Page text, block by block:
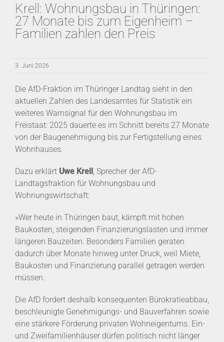
Krell: Wohnungsbau in Thüringen:
27 Monate bis zum Eigenheim –
Familien zahlen den Preis
3. Juni 2026
Die AfD-Fraktion im Thüringer Landtag sieht in den
aktuellen Zahlen des Landesamtes für Statistik ein
weiteres Warnsignal für den Wohnungsbau im
Freistaat: 2025 dauerte es im Schnitt bereits 27 Monate
von der Baugenehmigung bis zur Fertigstellung eines
Wohnhauses.
Dazu erklärt Uwe Krell , Sprecher der AfD-
Landtagsfraktion für Wohnungsbau und
Wohnungswirtschaft:
»Wer heute in Thüringen baut, kämpft mit hohen
Baukosten, steigenden Finanzierungslasten und immer
längeren Bauzeiten. Besonders Familien geraten
dadurch über Monate hinweg unter Druck, weil Miete,
Baukosten und Finanzierung parallel getragen werden
müssen.
Die AfD fordert deshalb konsequenten Bürokratieabbau,
beschleunigte Genehmigungs- und Bauverfahren sowie
eine stärkere Förderung privaten Wohneigentums. Ein-
und Zweifamilienhäuser dürfen politisch nicht länger